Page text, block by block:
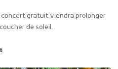
concert gratuit viendra prolonger
de soleil.